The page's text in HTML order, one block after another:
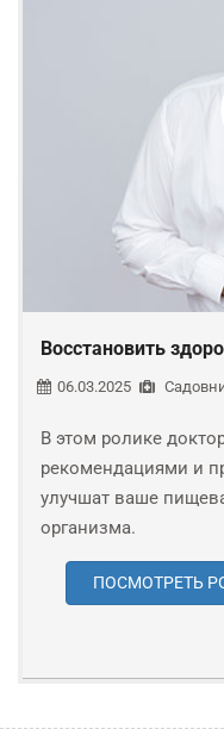
Восстановить
06.03.2025
В этом ролике
рекомендациями и
улучшат ваше
организма.
ПОСМОТРЕТЬ